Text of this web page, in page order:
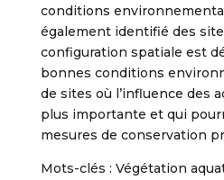
conditions
également identifié des
configuration spatiale est
bonnes conditions
de sites où l’influence des
plus importante et qui
mesures de conservation
Mots-clés : Végétation